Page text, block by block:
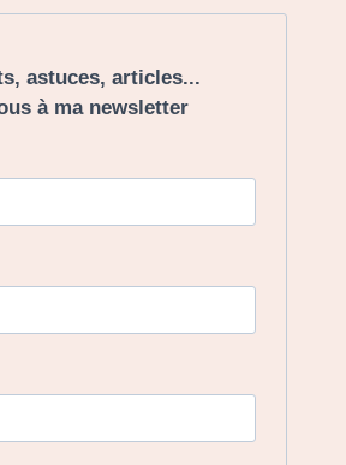
astuces, articles...
à ma newsletter